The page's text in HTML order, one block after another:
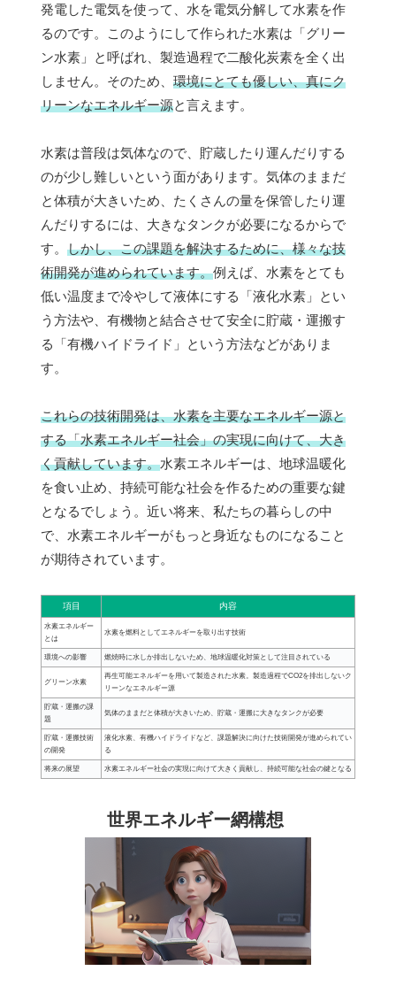
発電した電気を使って、水を電気分解して水素を作
るのです。このようにして作られた水素は「グリー
ン水素」と呼ばれ、製造過程で二酸化炭素を全く出
しません。そのため、 環境にとても優しい、真にク
リーンなエネルギー源と言えます。
水素は普段は気体なので、貯蔵したり運んだりする
のが少し難しいという面があります。気体のままだ
と体積が大きいため、たくさんの量を保管したり運
んだりするには、大きなタンクが必要になるからで
す。 しかし、この課題を解決するために、様々な技
術開発が進められています。例えば、水素をとても
低い温度まで冷やして液体にする「液化水素」とい
う方法や、有機物と結合させて安全に貯蔵・運搬す
る「有機ハイドライド」という方法などがありま
す。
これらの技術開発は、水素を主要なエネルギー源と
する「水素エネルギー社会」の実現に向けて、大き
く貢献しています。水素エネルギーは、地球温暖化
を食い止め、持続可能な社会を作るための重要な鍵
となるでしょう。近い将来、私たちの暮らしの中
で、水素エネルギーがもっと身近なものになること
が期待されています。
項目 内容
水素エネルギー
とは
水素を燃料としてエネルギーを取り出す技術
環境への影響 燃焼時に水しか排出しないため、地球温暖化対策として注目されている
グリーン水素
再生可能エネルギーを用いて製造された水素。製造過程でCO2を排出しないク
リーンなエネルギー源
貯蔵・運搬の課
題
気体のままだと体積が大きいため、貯蔵・運搬に大きなタンクが必要
貯蔵・運搬技術
の開発
液化水素、有機ハイドライドなど、課題解決に向けた技術開発が進められてい
る
将来の展望 水素エネルギー社会の実現に向けて大きく貢献し、持続可能な社会の鍵となる
世界エネルギー網構想